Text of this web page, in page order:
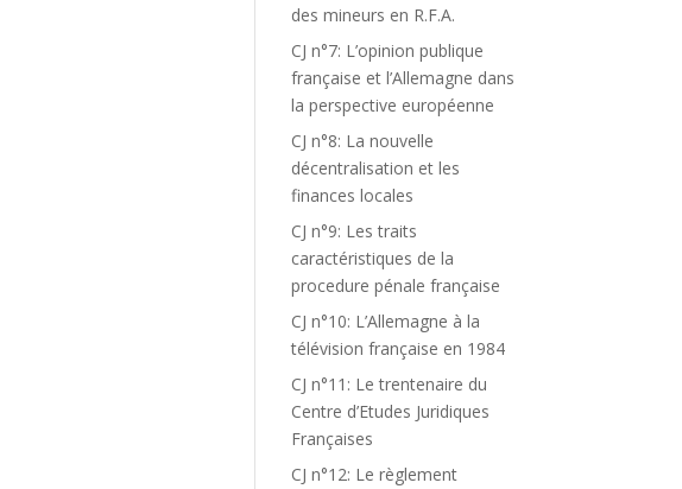
des mineurs en R.F.A.
CJ n°7: L’opinion publique
française et l’Allemagne dans
la perspective européenne
CJ n°8: La nouvelle
décentralisation et les
finances locales
CJ n°9: Les traits
caractéristiques de la
procedure pénale française
CJ n°10: L’Allemagne à la
télévision française en 1984
CJ n°11: Le trentenaire du
Centre d’Etudes Juridiques
Françaises
CJ n°12: Le règlement